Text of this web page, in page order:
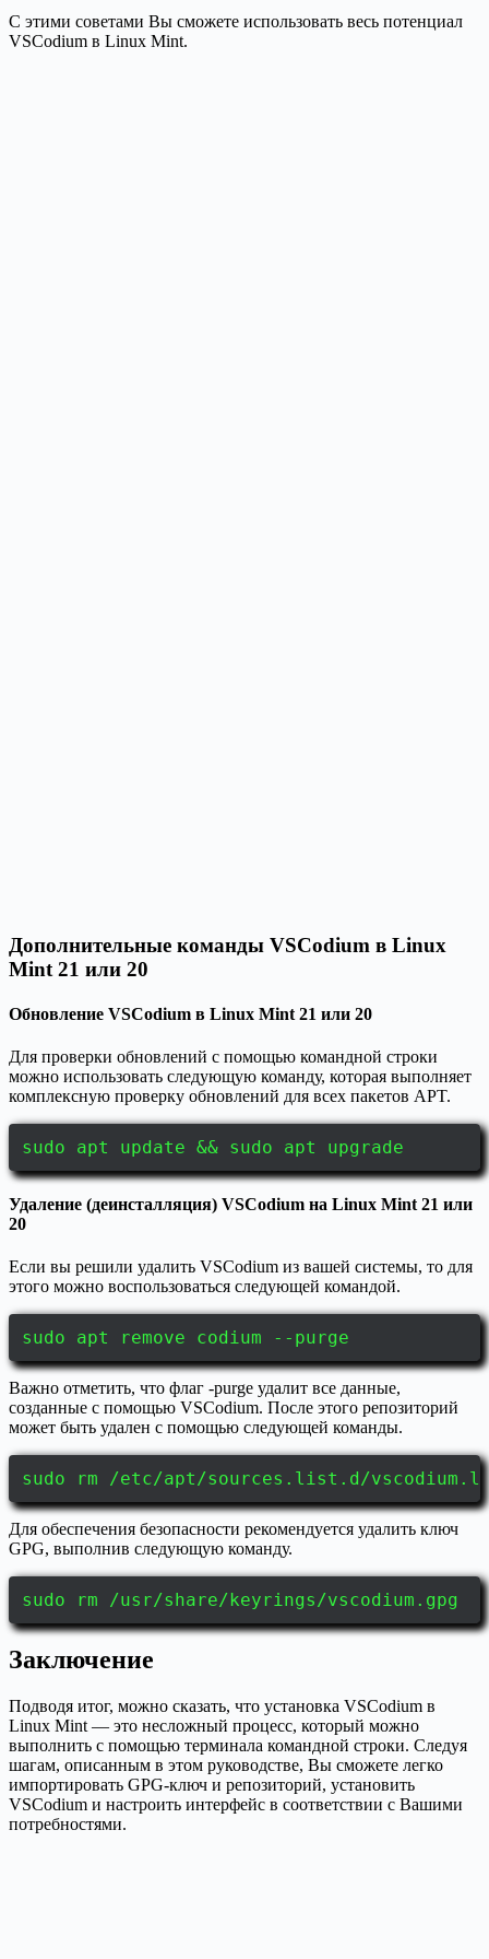
С этими советами Вы сможете использовать весь потенциал
VSCodium в Linux Mint.
Дополнительные команды VSCodium в Linux
Mint 21 или 20
Обновление VSCodium в Linux Mint 21 или 20
Для проверки обновлений с помощью командной строки
можно использовать следующую команду, которая выполняет
комплексную проверку обновлений для всех пакетов APT.
sudo apt update && sudo apt upgrade
Удаление (деинсталляция) VSCodium на Linux Mint 21 или
20
Если вы решили удалить VSCodium из вашей системы, то для
этого можно воспользоваться следующей командой.
sudo apt remove codium --purge
Важно отметить, что флаг -purge удалит все данные,
созданные с помощью VSCodium. После этого репозиторий
может быть удален с помощью следующей команды.
sudo rm /etc/apt/sources.list.d/
Для обеспечения безопасности рекомендуется удалить ключ
GPG, выполнив следующую команду.
sudo rm /usr/share/keyrings/vscodium.gpg
Заключение
Подводя итог, можно сказать, что установка VSCodium в
Linux Mint — это несложный процесс, который можно
выполнить с помощью терминала командной строки. Следуя
шагам, описанным в этом руководстве, Вы сможете легко
импортировать GPG-ключ и репозиторий, установить
VSCodium и настроить интерфейс в соответствии с Вашими
потребностями.